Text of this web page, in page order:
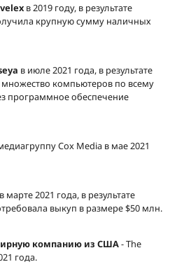
в 2019 году, в результате
крупную сумму наличных
в июле 2021 года, в результате
компьютеров по всему
программное обеспечение
Cox Media в мае 2021
2021 года, в результате
выкуп в размере $50 млн.
компанию из США- The
года.